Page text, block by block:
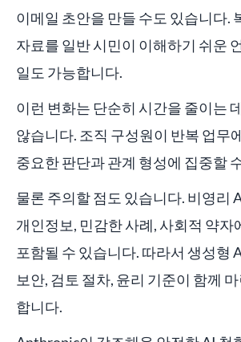
이메일 초안을 만들 수도 있습니다.
자료를 일반 시민이 이해하기 쉬운
일도 가능합니다.
이런 변화는 단순히 시간을 줄이는
않습니다. 조직 구성원이 반복 업무
중요한 판단과 관계 형성에 집중할
물론 주의할 점도 있습니다. 비영리
개인정보, 민감한 사례, 사회적 약자
포함될 수 있습니다. 따라서 생성형
보안, 검토 절차, 윤리 기준이 함께
합니다.